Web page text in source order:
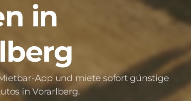
in
App und miete sofort günstige
in Vorarlberg.